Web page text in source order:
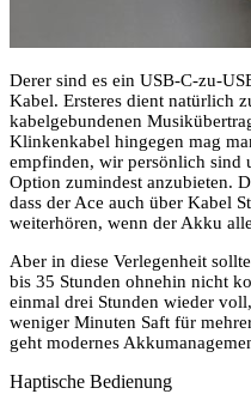
Derer sind es ein USB-C-zu-
Kabel. Ersteres dient natürlich
kabelgebundenen
Klinkenkabel hingegen mag
empfinden, wir persönlich sind
Option zumindest anzubieten.
dass der Ace auch über Kabel
weiterhören, wenn der Akku
Aber in diese Verlegenheit
bis 35 Stunden ohnehin nicht
einmal drei Stunden wieder
weniger Minuten Saft für
geht modernes
Haptische Bedienung